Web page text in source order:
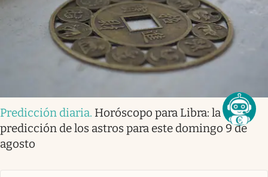
Predicción diaria. Horóscopo para Libra: la
predicción de los astros para este domingo 9 de
agosto